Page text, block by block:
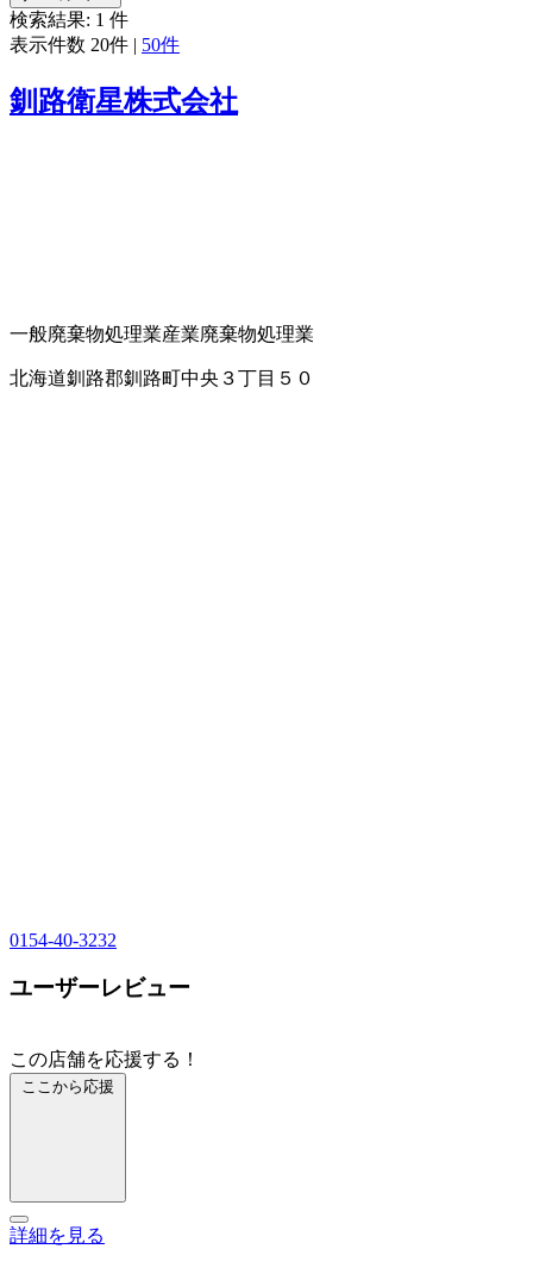
検索結果: 1 件
表示件数 20件 | 50件
釧路衛星株式会社
一般廃棄物処理業産業廃棄物処理業
北海道釧路郡釧路町中央３丁目５０
0154-40-3232
ユーザーレビュー
この店舗を応援する！
ここから応援
詳細を見る